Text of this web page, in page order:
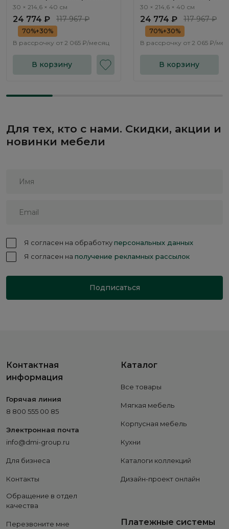
/ Napoli NP541.1
30 × 214,6 × 40 см
24 774 ₽ 117 967 ₽
70%+30%
В рассрочку от 2 065 ₽/месяц
В корзину
/ Napoli NP542.1
30 × 214,6 × 40 см
24 774 ₽ 117 967 ₽
70%+30%
В рассрочку от 2 065 ₽/
В корзину
Для тех, кто с нами. Скидки, акции и
новинки мебели
Я согласен на обработкуперсональных данных
Я согласен на получение рекламных рассылок
Подписаться
Контактная
информация
Горячая линия
8 800 555 00 85
Электронная почта
info@dmi-group.ru
Для бизнеса
Контакты
Обращение в отдел
качества
Перезвоните мне
Каталог
Все товары
Мягкая мебель
Корпусная мебель
Кухни
Каталоги коллекций
Дизайн-проект онлайн
Платежные системы